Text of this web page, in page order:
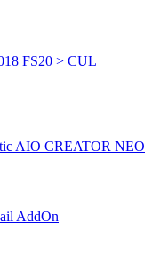
FS20 > CUL
AIO CREATOR NEO
AddOn